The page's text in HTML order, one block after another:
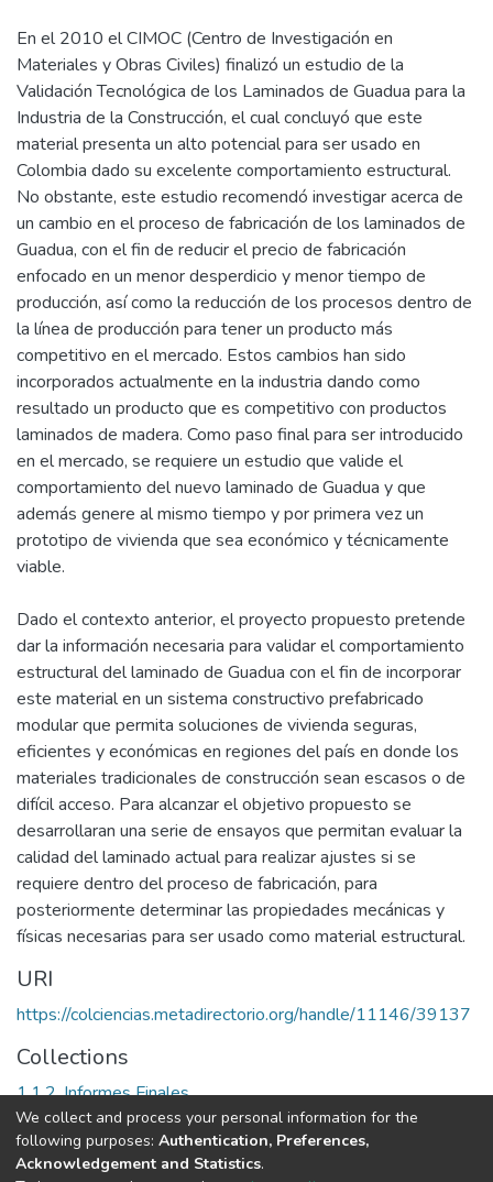
En el 2010 el CIMOC (Centro de Investigación en
Materiales y Obras Civiles) finalizó un estudio de la
Validación Tecnológica de los Laminados de Guadua para la
Industria de la Construcción, el cual concluyó que este
material presenta un alto potencial para ser usado en
Colombia dado su excelente comportamiento estructural.
No obstante, este estudio recomendó investigar acerca de
un cambio en el proceso de fabricación de los laminados de
Guadua, con el fin de reducir el precio de fabricación
enfocado en un menor desperdicio y menor tiempo de
producción, así como la reducción de los procesos dentro de
la línea de producción para tener un producto más
competitivo en el mercado. Estos cambios han sido
incorporados actualmente en la industria dando como
resultado un producto que es competitivo con productos
laminados de madera. Como paso final para ser introducido
en el mercado, se requiere un estudio que valide el
comportamiento del nuevo laminado de Guadua y que
además genere al mismo tiempo y por primera vez un
prototipo de vivienda que sea económico y técnicamente
viable.
Dado el contexto anterior, el proyecto propuesto pretende
dar la información necesaria para validar el comportamiento
estructural del laminado de Guadua con el fin de incorporar
este material en un sistema constructivo prefabricado
modular que permita soluciones de vivienda seguras,
eficientes y económicas en regiones del país en donde los
materiales tradicionales de construcción sean escasos o de
difícil acceso. Para alcanzar el objetivo propuesto se
desarrollaran una serie de ensayos que permitan evaluar la
calidad del laminado actual para realizar ajustes si se
requiere dentro del proceso de fabricación, para
posteriormente determinar las propiedades mecánicas y
físicas necesarias para ser usado como material estructural.
URI
https://colciencias.metadirectorio.org/handle/11146/39137
Collections
1.1.2. Informes Finales
Full item page
We collect and process your personal information for the
following purposes: Authentication, Preferences,
Acknowledgement and Statistics.